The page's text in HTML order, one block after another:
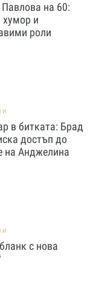
на 60:
хумор и
роли
в битката: Брад
достъп до
на Анджелина
с нова